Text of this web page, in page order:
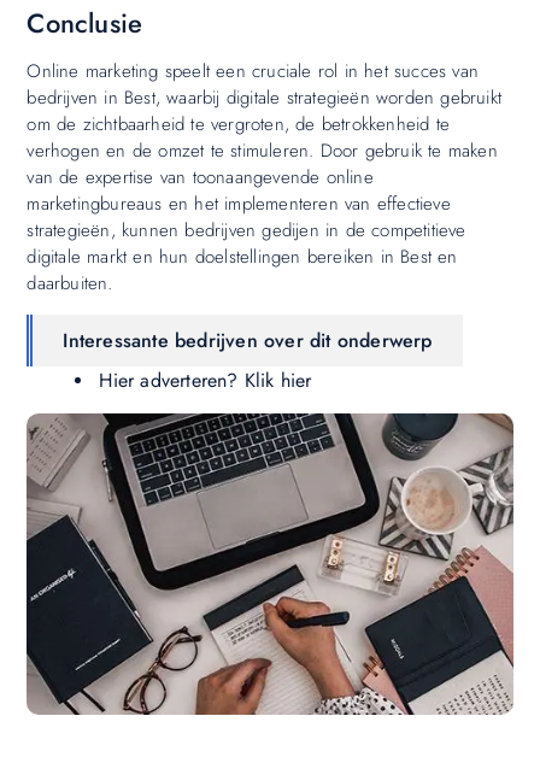
Conclusie
Online marketing speelt een cruciale rol in het succes van
bedrijven in Best, waarbij digitale strategieën worden gebruikt
om de zichtbaarheid te vergroten, de betrokkenheid te
verhogen en de omzet te stimuleren. Door gebruik te maken
van de expertise van toonaangevende online
marketingbureaus en het implementeren van effectieve
strategieën, kunnen bedrijven gedijen in de competitieve
digitale markt en hun doelstellingen bereiken in Best en
daarbuiten.
Interessante bedrijven over dit onderwerp
Hier adverteren? Klik hier